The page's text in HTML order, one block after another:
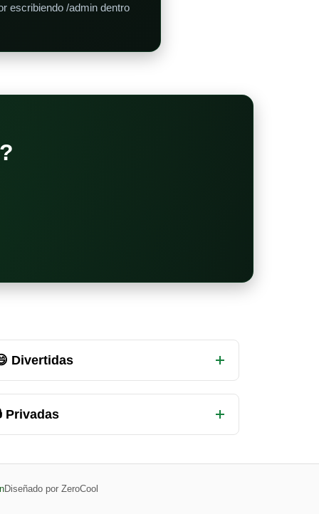
escribiendo /admin dentro
Divertidas
Privadas
Diseñado por ZeroCool